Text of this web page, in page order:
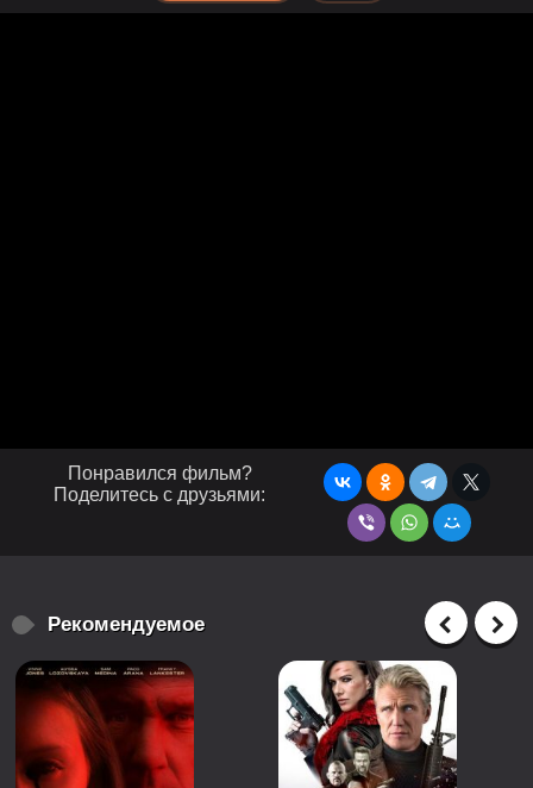
Понравился фильм?
Поделитесь с друзьями:
Рекомендуемое